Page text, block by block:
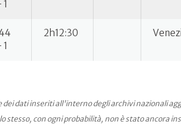
2h12:30
dati inseriti all'interno degli archivi nazionali
stesso, con ogni probabilità, non è stato ancora